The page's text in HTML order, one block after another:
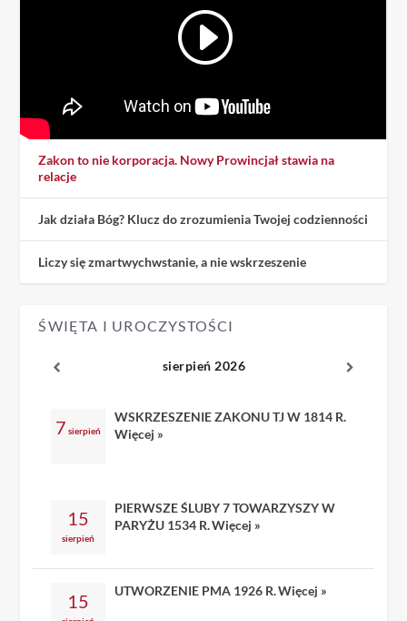
Zakon to nie korporacja. Nowy Prowincjał stawia na
relacje
Jak działa Bóg? Klucz do zrozumienia Twojej codzienności
Liczy się zmartwychwstanie, a nie wskrzeszenie
ŚWIĘTA I UROCZYSTOŚCI
sierpień 2026
7 sierpień
WSKRZESZENIE ZAKONU TJ W 1814 R.
Więcej »
15
sierpień
PIERWSZE ŚLUBY 7 TOWARZYSZY W
PARYŻU 1534 R.Więcej »
15 UTWORZENIE PMA 1926 R.Więcej »